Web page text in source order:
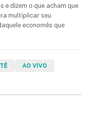
dizem o que acham que
multiplicar seu
economês que
AO VIVO